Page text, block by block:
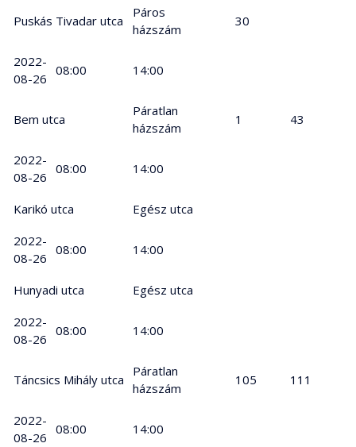
Puskás Tivadar utca
Páros
házszám
30
2022-
08-26
08:00 14:00
Bem utca
Páratlan
házszám
1 43
2022-
08-26
08:00 14:00
Karikó utca
Egész utca
2022-
08-26
08:00 14:00
Hunyadi utca
Egész utca
2022-
08-26
08:00 14:00
Táncsics Mihály utca
Páratlan
házszám
105 111
2022-
08-26
08:00 14:00